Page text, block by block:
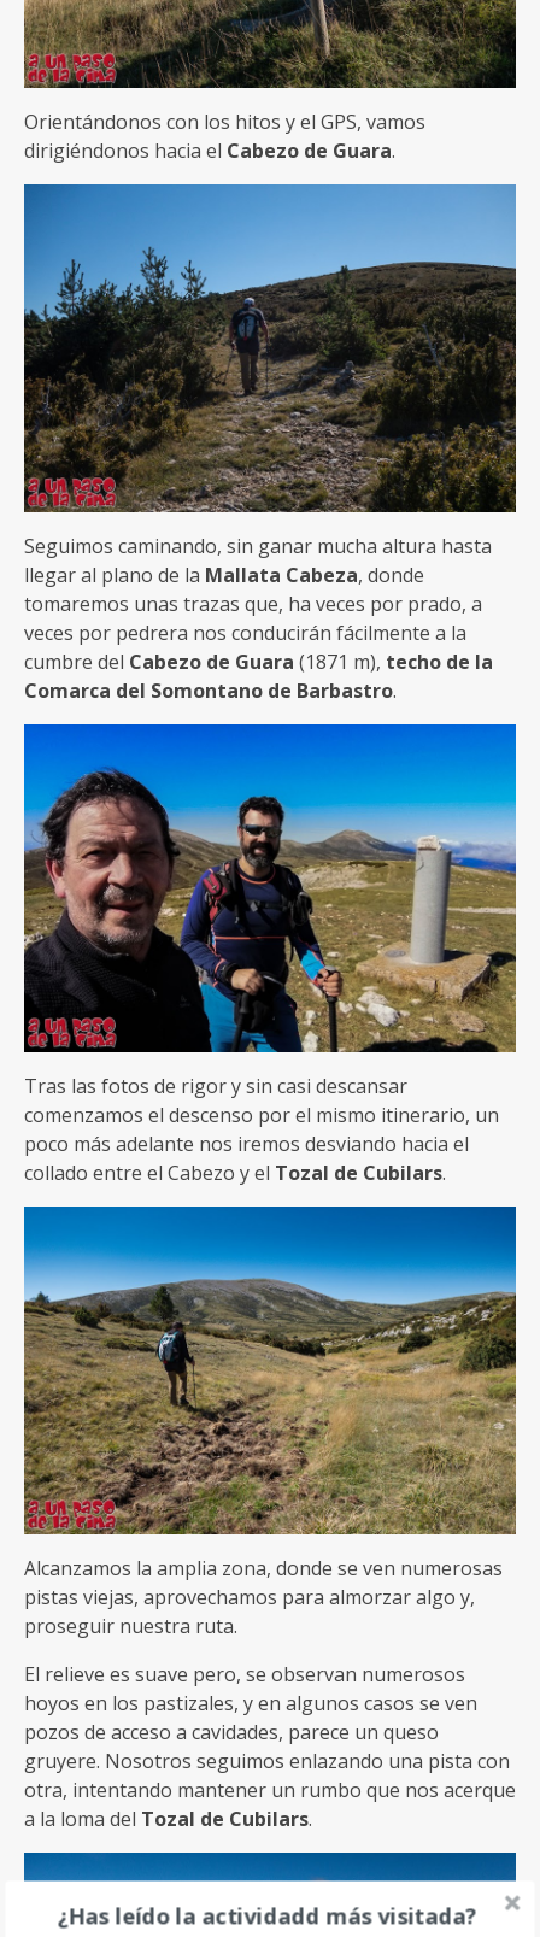
Orientándonos con los hitos y el GPS, vamos
dirigiéndonos hacia el Cabezo de Guara.
Seguimos caminando, sin ganar mucha altura hasta
llegar al plano de la Mallata Cabeza, donde
tomaremos unas trazas que, ha veces por prado, a
veces por pedrera nos conducirán fácilmente a la
cumbre del Cabezo de Guara (1871 m), techo de la
Comarca del Somontano de Barbastro.
Tras las fotos de rigor y sin casi descansar
comenzamos el descenso por el mismo itinerario, un
poco más adelante nos iremos desviando hacia el
collado entre el Cabezo y el Tozal de Cubilars.
Alcanzamos la amplia zona, donde se ven numerosas
pistas viejas, aprovechamos para almorzar algo y,
proseguir nuestra ruta.
El relieve es suave pero, se observan numerosos
hoyos en los pastizales, y en algunos casos se ven
pozos de acceso a cavidades, parece un queso
gruyere. Nosotros seguimos enlazando una pista con
otra, intentando mantener un rumbo que nos acerque
a la loma del Tozal de Cubilars.
¿Has leído la actividadd más visitada?